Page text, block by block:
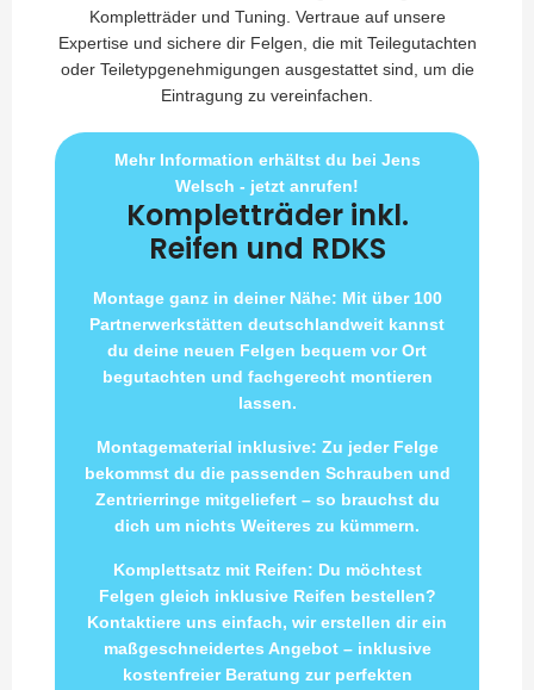
Kompletträder und Tuning. Vertraue auf unsere
Expertise und sichere dir Felgen, die mit Teilegutachten
oder Teiletypgenehmigungen ausgestattet sind, um die
Eintragung zu vereinfachen.
Mehr Information erhältst du bei Jens
Welsch - jetzt anrufen!
Kompletträder inkl.
Reifen und RDKS
Montage ganz in deiner Nähe: Mit über 100
Partnerwerkstätten deutschlandweit kannst
du deine neuen Felgen bequem vor Ort
begutachten und fachgerecht montieren
lassen.
Montagematerial inklusive: Zu jeder Felge
bekommst du die passenden Schrauben und
Zentrierringe mitgeliefert – so brauchst du
dich um nichts Weiteres zu kümmern.
Komplettsatz mit Reifen: Du möchtest
Felgen gleich inklusive Reifen bestellen?
Kontaktiere uns einfach, wir erstellen dir ein
maßgeschneidertes Angebot – inklusive
kostenfreier Beratung zur perfekten